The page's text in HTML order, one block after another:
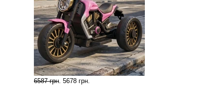
6587 грн. 5678 грн.